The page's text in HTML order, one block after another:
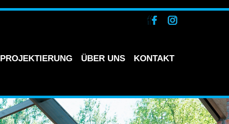
PROJEKTIERUNG ÜBER UNS KONTAKT